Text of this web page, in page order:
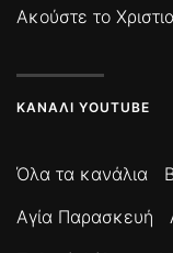
Ακούστε το
ΚΑΝΆΛΙ YOUTUBE
Όλα τα κανάλια
Αγία Παρασκευή